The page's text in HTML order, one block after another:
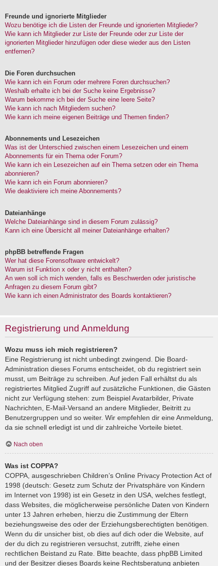
Freunde und ignorierte Mitglieder
Wozu benötige ich die Listen der Freunde und ignorierten Mitglieder?
Wie kann ich Mitglieder zur Liste der Freunde oder zur Liste der
ignorierten Mitglieder hinzufügen oder diese wieder aus den Listen
entfernen?
Die Foren durchsuchen
Wie kann ich ein Forum oder mehrere Foren durchsuchen?
Weshalb erhalte ich bei der Suche keine Ergebnisse?
Warum bekomme ich bei der Suche eine leere Seite?
Wie kann ich nach Mitgliedern suchen?
Wie kann ich meine eigenen Beiträge und Themen finden?
Abonnements und Lesezeichen
Was ist der Unterschied zwischen einem Lesezeichen und einem
Abonnements für ein Thema oder Forum?
Wie kann ich ein Lesezeichen auf ein Thema setzen oder ein Thema
abonnieren?
Wie kann ich ein Forum abonnieren?
Wie deaktiviere ich meine Abonnements?
Dateianhänge
Welche Dateianhänge sind in diesem Forum zulässig?
Kann ich eine Übersicht all meiner Dateianhänge erhalten?
phpBB betreffende Fragen
Wer hat diese Forensoftware entwickelt?
Warum ist Funktion x oder y nicht enthalten?
An wen soll ich mich wenden, falls es Beschwerden oder juristische
Anfragen zu diesem Forum gibt?
Wie kann ich einen Administrator des Boards kontaktieren?
Registrierung und Anmeldung
Wozu muss ich mich registrieren?
Eine Registrierung ist nicht unbedingt zwingend. Die Board-
Administration dieses Forums entscheidet, ob du registriert sein
musst, um Beiträge zu schreiben. Auf jeden Fall erhältst du als
registriertes Mitglied Zugriff auf zusätzliche Funktionen, die Gästen
nicht zur Verfügung stehen: zum Beispiel Avatarbilder, Private
Nachrichten, E-Mail-Versand an andere Mitglieder, Beitritt zu
Benutzergruppen und so weiter. Wir empfehlen dir eine Anmeldung,
da sie schnell erledigt ist und dir zahlreiche Vorteile bietet.
Nach oben
Was ist COPPA?
COPPA, ausgeschrieben Children’s Online Privacy Protection Act of
1998 (deutsch: Gesetz zum Schutz der Privatsphäre von Kindern
im Internet von 1998) ist ein Gesetz in den USA, welches festlegt,
dass Websites, die möglicherweise persönliche Daten von Kindern
unter 13 Jahren erheben, hierzu die Zustimmung der Eltern
beziehungsweise des oder der Erziehungsberechtigten benötigen.
Wenn du dir unsicher bist, ob dies auf dich oder die Website, auf
der du dich zu registrieren versuchst, zutrifft, ziehe einen
rechtlichen Beistand zu Rate. Bitte beachte, dass phpBB Limited
und der Besitzer dieses Boards keine Rechtsberatung anbieten